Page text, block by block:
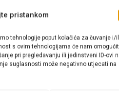
pristankom
tehnologije poput kolačića za čuvanje i/
s ovim tehnologijama će nam
pri pregledavanju ili jedinstveni ID-ovi
suglasnosti može negativno utjecati na